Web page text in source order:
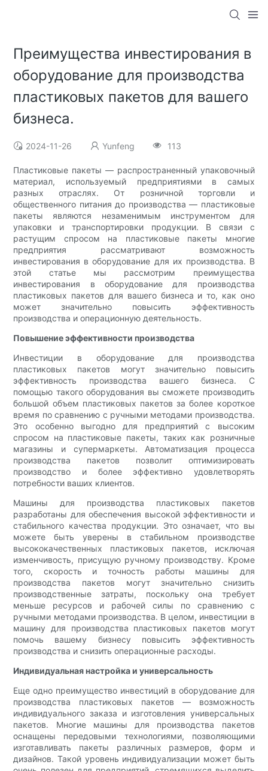
Преимущества инвестирования в
оборудование для производства
пластиковых пакетов для вашего
бизнеса.
2024-11-26 Yunfeng 113
Пластиковые пакеты — распространенный упаковочный
материал, используемый предприятиями в самых
разных отраслях. От розничной торговли и
общественного питания до производства — пластиковые
пакеты являются незаменимым инструментом для
упаковки и транспортировки продукции. В связи с
растущим спросом на пластиковые пакеты многие
предприятия рассматривают возможность
инвестирования в оборудование для их производства. В
этой статье мы рассмотрим преимущества
инвестирования в оборудование для производства
пластиковых пакетов для вашего бизнеса и то, как оно
может значительно повысить эффективность
производства и операционную деятельность.
Повышение эффективности производства
Инвестиции в оборудование для производства
пластиковых пакетов могут значительно повысить
эффективность производства вашего бизнеса. С
помощью такого оборудования вы сможете производить
большой объем пластиковых пакетов за более короткое
время по сравнению с ручными методами производства.
Это особенно выгодно для предприятий с высоким
спросом на пластиковые пакеты, таких как розничные
магазины и супермаркеты. Автоматизация процесса
производства пакетов позволит оптимизировать
производство и более эффективно удовлетворять
потребности ваших клиентов.
Машины для производства пластиковых пакетов
разработаны для обеспечения высокой эффективности и
стабильного качества продукции. Это означает, что вы
можете быть уверены в стабильном производстве
высококачественных пластиковых пакетов, исключая
изменчивость, присущую ручному производству. Кроме
того, скорость и точность работы машины для
производства пакетов могут значительно снизить
производственные затраты, поскольку она требует
меньше ресурсов и рабочей силы по сравнению с
ручными методами производства. В целом, инвестиции в
машину для производства пластиковых пакетов могут
помочь вашему бизнесу повысить эффективность
производства и снизить операционные расходы.
Индивидуальная настройка и универсальность
Еще одно преимущество инвестиций в оборудование для
производства пластиковых пакетов — возможность
индивидуального заказа и изготовления универсальных
пакетов. Многие машины для производства пакетов
оснащены передовыми технологиями, позволяющими
изготавливать пакеты различных размеров, форм и
дизайнов. Такой уровень индивидуализации может быть